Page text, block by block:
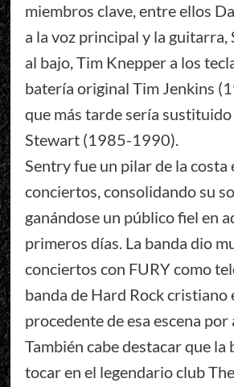
miembros clave, entre ellos
a la voz principal y la guitarra,
al bajo, Tim Knepper a los
batería original Tim Jenkins
que más tarde sería
Stewart (1985-1990).
Sentry fue un pilar de la costa
conciertos, consolidando su
ganándose un público fiel en
primeros días. La banda dio
conciertos con FURY como
banda de Hard Rock cristiano
procedente de esa escena por
También cabe destacar que la
tocar en el legendario club